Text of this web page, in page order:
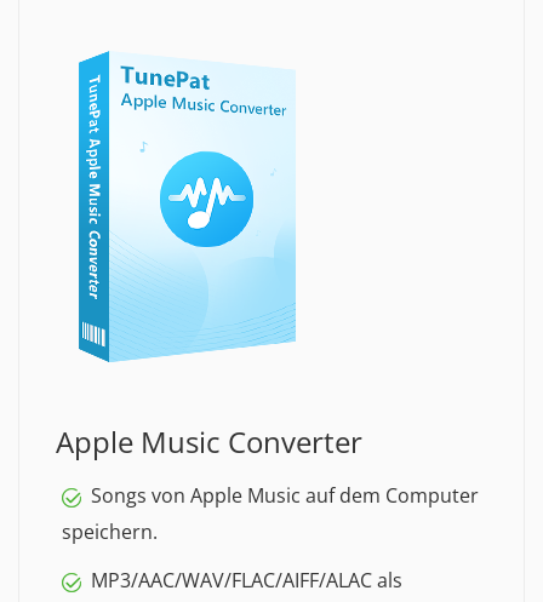
Apple Music Converter
Songs von Apple Music auf dem Computer
speichern.
MP3/AAC/WAV/FLAC/AIFF/ALAC als